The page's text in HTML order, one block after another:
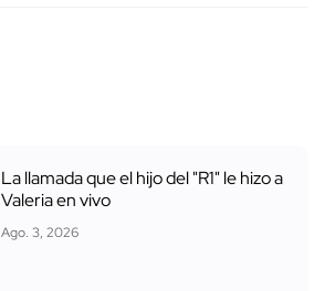
La llamada que el hijo del "R1" le hizo a
Valeria en vivo
Ago. 3, 2026